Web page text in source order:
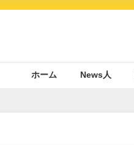
ホーム News人